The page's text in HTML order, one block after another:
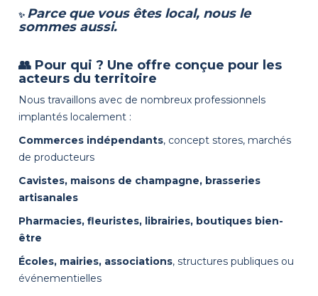
✨ Parce que vous êtes local, nous le
sommes aussi.
👥 Pour qui ? Une offre conçue pour les
acteurs du territoire
Nous travaillons avec de nombreux professionnels
implantés localement :
Commerces indépendants, concept stores, marchés
de producteurs
Cavistes, maisons de champagne, brasseries
artisanales
Pharmacies, fleuristes, librairies, boutiques bien-
être
Écoles, mairies, associations, structures publiques ou
événementielles